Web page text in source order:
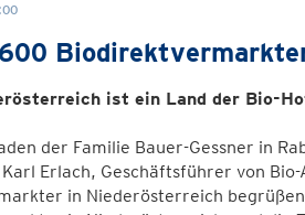
ist ein Land der Bio-
der Familie Bauer-Gessner in
Erlach, Geschäftsführer von
in Niederösterreich